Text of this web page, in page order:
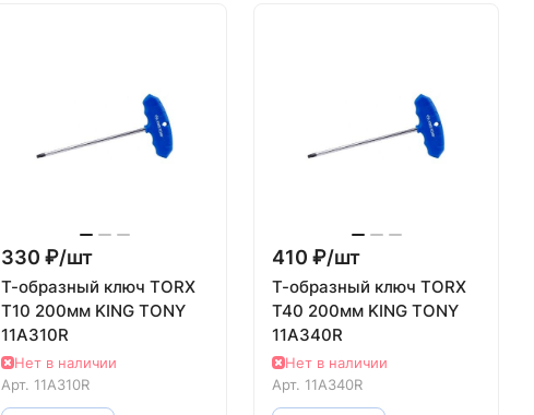
330 ₽/шт
Т-образный ключ TORX
T10 200мм KING TONY
11A310R
Нет в наличии
Арт. 11A310R
410 ₽/шт
Т-образный ключ TORX
T40 200мм KING TONY
11A340R
Нет в наличии
Арт. 11A340R